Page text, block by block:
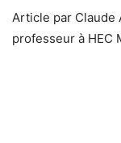
Article par Claude
professeur à HEC